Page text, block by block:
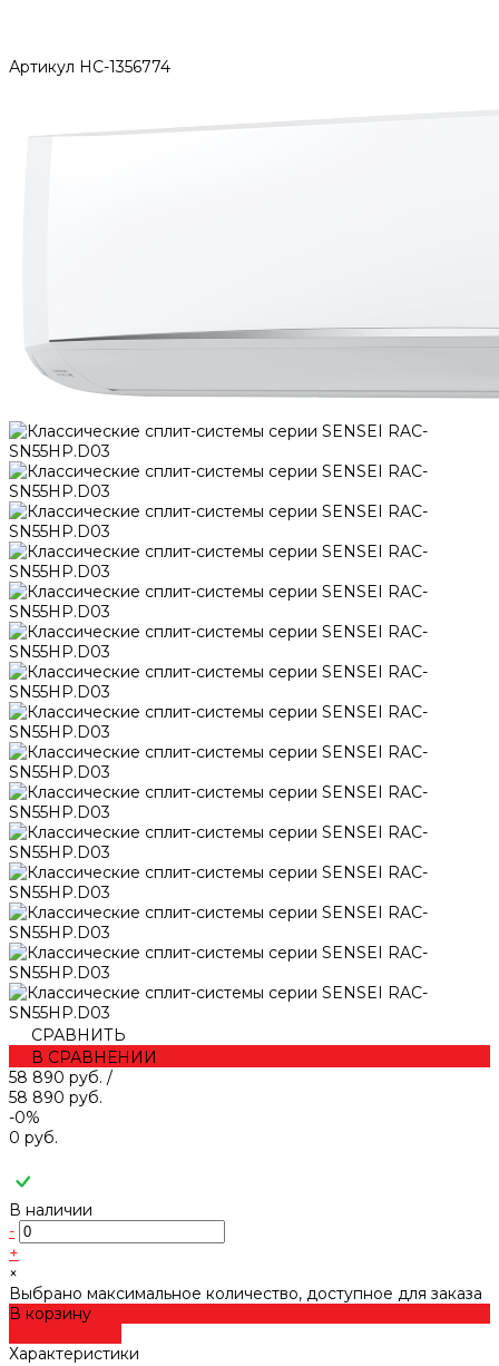
Артикул НС-1356774
СРАВНИТЬ
В СРАВНЕНИИ
58 890 руб. /
58 890 руб.
-0%
0 руб.
В наличии
-
+
×
Выбрано максимальное количество, доступное для заказа
В корзину
Характеристики